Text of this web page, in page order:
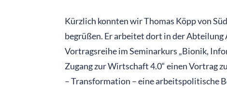
Kürzlich konnten wir Thomas Köpp von
begrüßen. Er arbeitet dort in der
Vortragsreihe im Seminarkurs „Bionik,
Zugang zur Wirtschaft 4.0“ einen Vortrag
– Transformation – eine arbeitspolitische